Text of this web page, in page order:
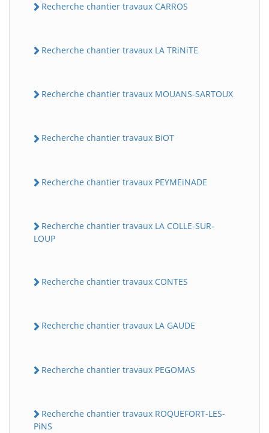
Recherche chantier travaux CARROS
Recherche chantier travaux LA TRiNiTE
Recherche chantier travaux MOUANS-SARTOUX
Recherche chantier travaux BiOT
Recherche chantier travaux PEYMEiNADE
Recherche chantier travaux LA COLLE-SUR-
LOUP
Recherche chantier travaux CONTES
Recherche chantier travaux LA GAUDE
Recherche chantier travaux PEGOMAS
Recherche chantier travaux ROQUEFORT-LES-
PiNS